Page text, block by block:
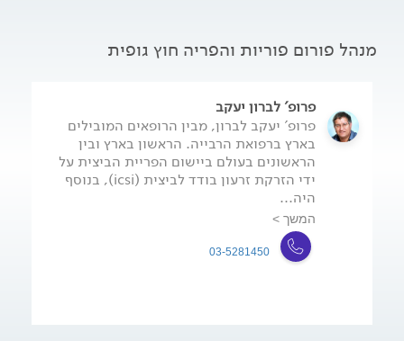
מנהל פורום פוריות והפריה חוץ גופית
פרופ' לברון יעקב
פרופ' יעקב לברון, מבין הרופאים המובילים
בארץ ברפואת הרבייה. הראשון בארץ ובין
הראשונים בעולם ביישום הפריית הביצית על
ידי הזרקת זרעון בודד לביצית (icsi), בנוסף
היה...
המשך >
03-5281450